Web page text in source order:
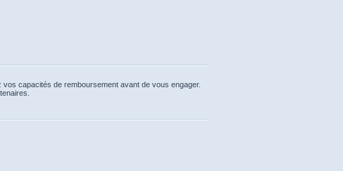
capacités de remboursement avant de vous engager.